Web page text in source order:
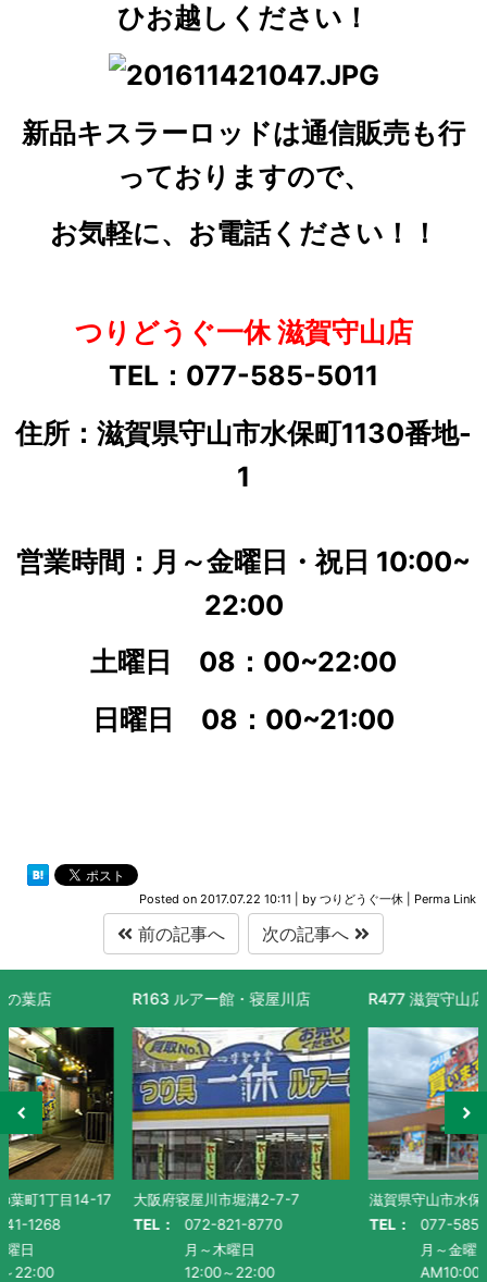
ひお越しください！
新品キスラーロッドは通信販売も行
っておりますので、
お気軽に、お電話ください！！
つりどうぐ一休 滋賀守山店
TEL：077-585-5011
住所：滋賀県守山市水保町1130番地-
1
営業時間：月～金曜日・祝日 10:00~
22:00
土曜日 08：00~22:00
日曜日 08：00~21:00
Posted on 2017.07.22 10:11 by つりどうぐ一休 Perma Link
前の記事へ 次の記事へ
R163 ルアー館・寝屋川店
大阪府寝屋川市堀溝2-7-7
TEL：
072-821-8770
R477 滋賀守山店
滋賀県守山市水保町1130番地-1
TEL：
077-585-5011
AM10:00～PM9:00